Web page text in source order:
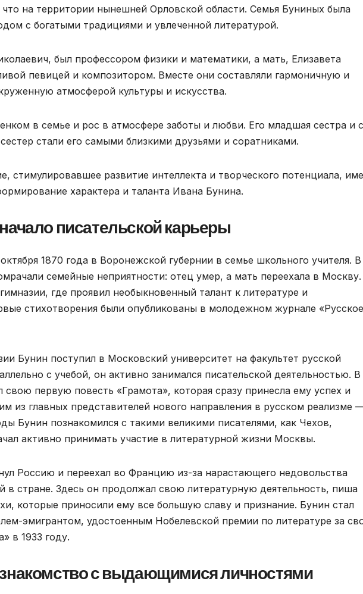
на территории нынешней Орловской области. Семья Буниных была
с богатыми традициями и увлеченной литературой.
был профессором физики и математики, а мать, Елизавета
певицей и композитором. Вместе они составляли гармоничную и
атмосферой культуры и искусства.
в семье и рос в атмосфере заботы и любви. Его младшая сестра и
стали его самыми близкими друзьями и соратниками.
стимулировавшее развитие интеллекта и творческого потенциала,
характера и таланта Ивана Бунина.
писательской карьеры
1870 года в Воронежской губернии в семье школьного учителя. В
семейные неприятности: отец умер, а мать переехала в
где проявил необыкновенный талант к литературе и
стихотворения были опубликованы в молодежном журнале «Русское
Бунин поступил в Московский университет на факультет русской
с учебой, он активно занимался писательской деятельностью. В
свою первую повесть «Грамота», которая сразу принесла ему успех и
из главных представителей нового направления в русском реализме
Бунин познакомился с такими великими писателями, как Чехов,
активно принимать участие в литературной жизни Москвы.
Россию и переехал во Францию из-за нарастающего недовольства
в стране. Здесь он продолжал свою литературную деятельность, пиша
которые приносили ему все большую славу и признание. Бунин стал
эмигрантом, удостоенным Нобелевской премии по литературе за
в 1933 году.
с выдающимися личностями